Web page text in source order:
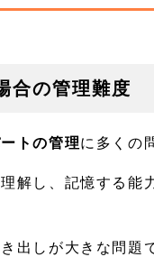
合の管理難度
トの管理に多くの
解し、記憶する
出しが大きな問題